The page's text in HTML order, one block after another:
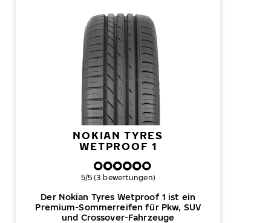
NOKIAN TYRES
WETPROOF 1
Der Nokian Tyres Wetproof 1 ist ein
Premium-Sommerreifen für Pkw, SUV
und Crossover-Fahrzeuge
Gesamtbewertung
5/5 (3 bewertungen)